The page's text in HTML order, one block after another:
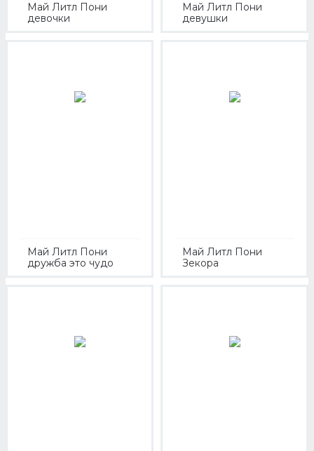
Май Литл Пони
девочки
Май Литл Пони
девушки
Май Литл Пони
дружба это чудо
Май Литл Пони
Зекора